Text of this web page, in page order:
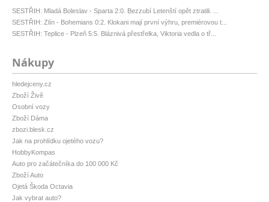
SESTŘIH: Mladá Boleslav - Sparta 2:0. Bezzubí Letenští opět ztratili. ...
SESTŘIH: Zlín - Bohemians 0:2. Klokani mají první výhru, premiérovou t...
SESTŘIH: Teplice - Plzeň 5:5. Bláznivá přestřelka, Viktoria vedla o tř...
Nákupy
hledejceny.cz
Zboží Živě
Osobní vozy
Zboží Dáma
zbozi.blesk.cz
Jak na prohlídku ojetého vozu?
HobbyKompas
Auto pro začátečníka do 100 000 Kč
Zboží Auto
Ojetá Škoda Octavia
Jak vybrat auto?